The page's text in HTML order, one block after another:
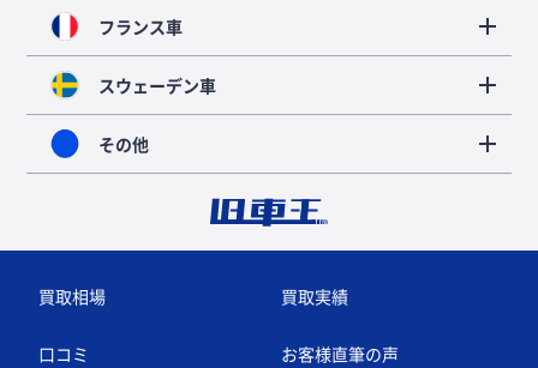
フランス車
スウェーデン車
その他
買取相場 買取実績
口コミ お客様直筆の声